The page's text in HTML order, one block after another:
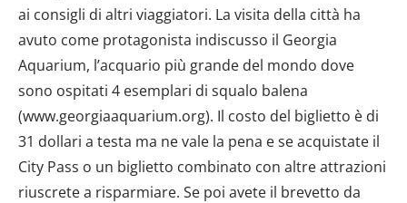
ai consigli di altri viaggiatori. La visita della città ha
avuto come protagonista indiscusso il Georgia
Aquarium, l’acquario più grande del mondo dove
sono ospitati 4 esemplari di squalo balena
(www.georgiaaquarium.org). Il costo del biglietto è di
31 dollari a testa ma ne vale la pena e se acquistate il
City Pass o un biglietto combinato con altre attrazioni
riuscrete a risparmiare. Se poi avete il brevetto da